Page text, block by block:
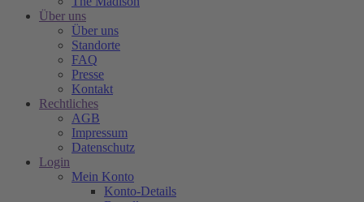
Über uns
Über uns
Standorte
FAQ
Presse
Kontakt
Rechtliches
AGB
Impressum
Datenschutz
Login
Mein Konto
Konto-Details